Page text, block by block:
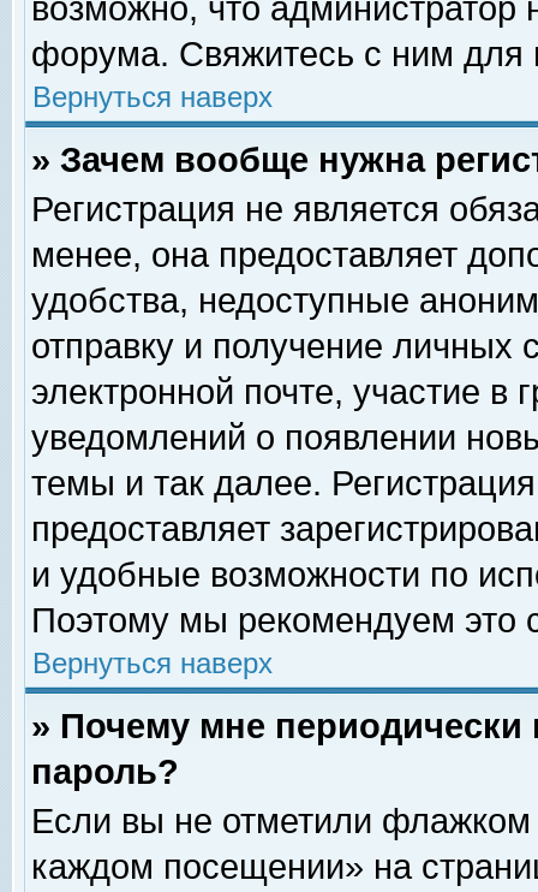
возможно, что
форума. Свяжитесь с ним для
Вернуться наверх
» Зачем вообще нужна
Регистрация не является
менее, она предоставляет
удобства, недоступные
отправку и получение личных
электронной почте, участие в
уведомлений о появлении
темы и так далее.
предоставляет
и удобные возможности по
Поэтому мы рекомендуем это
Вернуться наверх
» Почему мне
пароль?
Если вы не отметили флажком
каждом посещении» на